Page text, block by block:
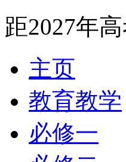
距2027年
主页
教育教学
必修一